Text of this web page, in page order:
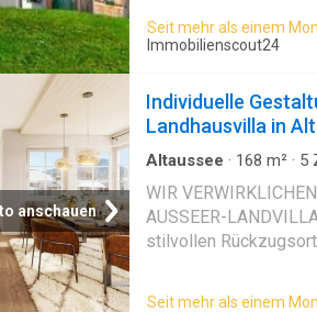
eines Chalet-Dorfs
mehreren
ist ideal positioniert
Erdgeschoss bildet
offenem Wohn- und
Schlafzimmer im
Seit mehr als einem
Immobilienscout24
anschauen
Individuelle
Landhausvilla in
Altaussee · 168 m² · 5
WIR
AUSSEER-
stilvollen
Landvillen in
Seit mehr als einem